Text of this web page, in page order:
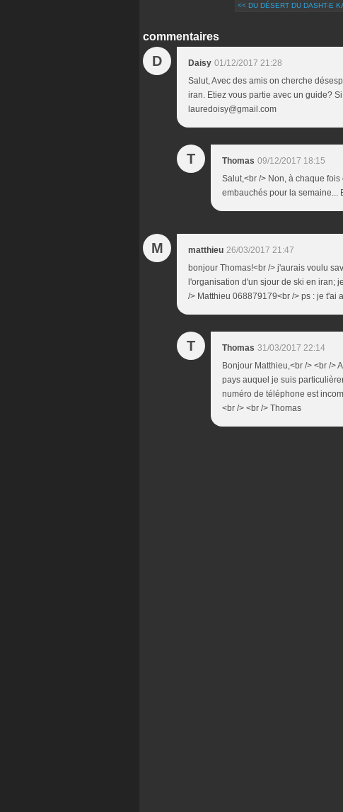
<< DU DÉSERT DU DASHT-E
commentaires
D Daisy 01/12/2017 21:28
Salut, Avec des amis on cherche
iran. Etiez vous partie avec un guide?
lauredoisy@gmail.com
T Thomas 09/12/2017 18:15
Salut,<br /> Non, à chaque
embauchés pour la semaine...
M matthieu 26/03/2017 21:47
bonjour Thomas!<br /> j'aurais voulu
l'organisation d'un sjour de ski en iran;
/> Matthieu 068879179<br /> ps : je t'ai
T Thomas 31/03/2017 22:14
Bonjour Matthieu,<br /> <br />
pays auquel je suis
numéro de téléphone est
<br /> <br /> Thomas